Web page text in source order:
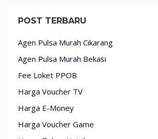
POST TERBARU
Agen Pulsa Murah Cikarang
Agen Pulsa Murah Bekasi
Fee Loket PPOB
Harga Voucher TV
Harga E-Money
Harga Voucher Game